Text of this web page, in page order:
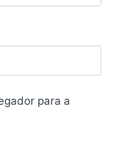
para a